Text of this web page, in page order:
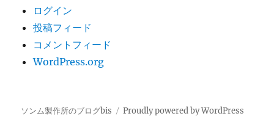
ログイン
投稿フィード
コメントフィード
WordPress.org
ソンム製作所のブログbis Proudly powered by WordPress